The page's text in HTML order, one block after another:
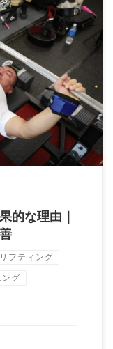
ジムBrainです。
的な理由｜
フティング
グ